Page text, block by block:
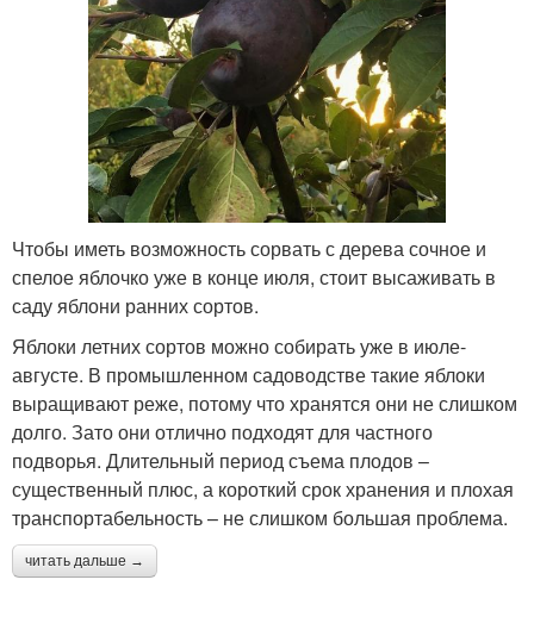
Чтобы иметь возможность сорвать с дерева сочное и
спелое яблочко уже в конце июля, стоит высаживать в
саду яблони ранних сортов.
Яблоки летних сортов можно собирать уже в июле-
августе. В промышленном садоводстве такие яблоки
выращивают реже, потому что хранятся они не слишком
долго. Зато они отлично подходят для частного
подворья. Длительный период съема плодов –
существенный плюс, а короткий срок хранения и плохая
транспортабельность – не слишком большая проблема.
читать дальше →